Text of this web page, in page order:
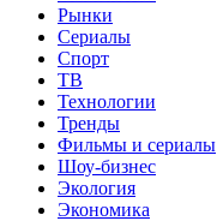
Рынки
Сериалы
Спорт
ТВ
Технологии
Тренды
Фильмы и сериалы
Шоу-бизнес
Экология
Экономика